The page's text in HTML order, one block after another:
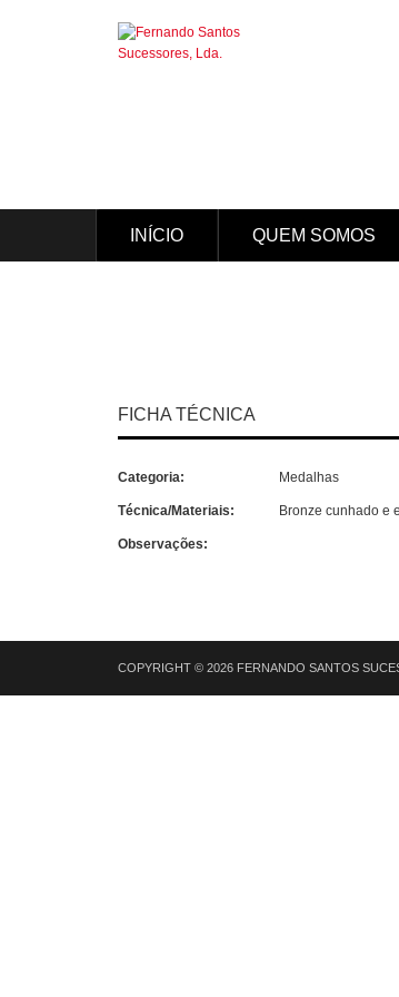
INÍCIO QUEM SOMOS
FICHA TÉCNICA
Categoria: Medalhas
Técnica/Materiais: Bronze cunhado e
Observações:
COPYRIGHT © 2026 FERNANDO SANTOS